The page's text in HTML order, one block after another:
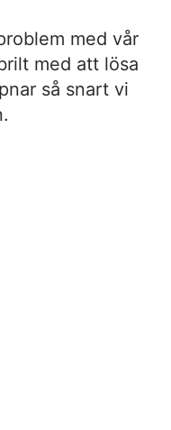
med vår
med att lösa
så snart vi